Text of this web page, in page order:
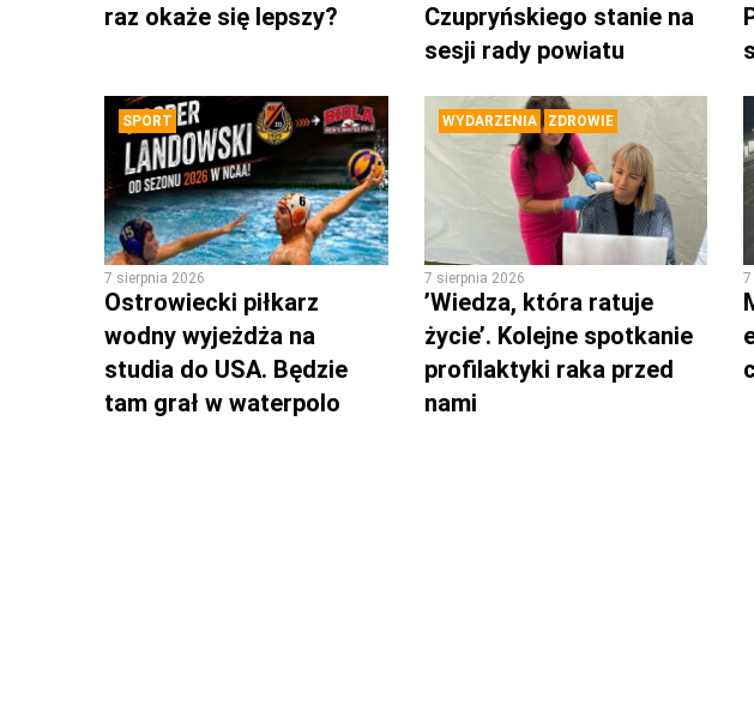
raz okaże się lepszy?
Czupryńskiego stanie na
sesji rady powiatu
SPORT
7 sierpnia 2026
Ostrowiecki piłkarz
wodny wyjeżdża na
studia do USA. Będzie
tam grał w waterpolo
WYDARZENIA ZDROWIE
7 sierpnia 2026
’Wiedza, która ratuje
życie’. Kolejne spotkanie
profilaktyki raka przed
nami